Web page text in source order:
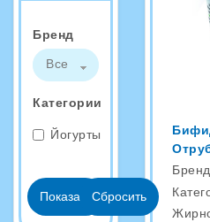
Бренд
Все
Категории
Йогурты
Бренд